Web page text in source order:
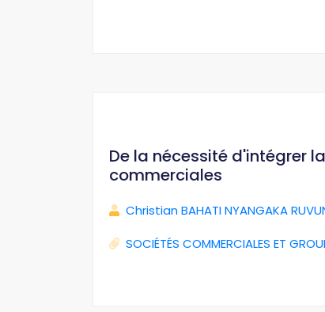
De la nécessité d'intégrer
commerciales
Christian BAHATI NYANGAKA
SOCIÉTÉS COMMERCIALES ET